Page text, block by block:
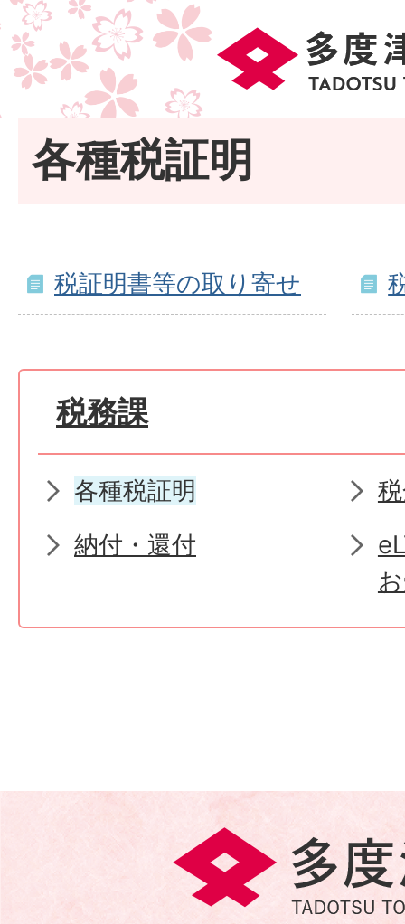
各種税証明
税証明書等の取り寄せ
税務課
各種税証明
納付・還付
多
度